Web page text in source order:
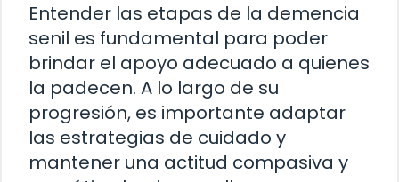
Entender las etapas de la demencia
senil es fundamental para poder
brindar el apoyo adecuado a quienes
la padecen. A lo largo de su
progresión, es importante adaptar
las estrategias de cuidado y
mantener una actitud compasiva y